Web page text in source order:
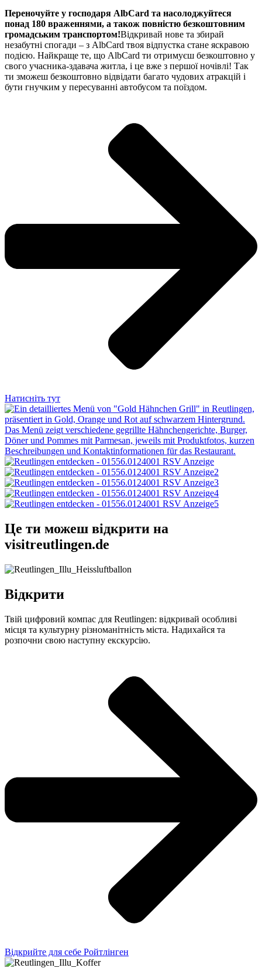
Переночуйте у господаря AlbCard та насолоджуйтеся
понад 180 враженнями, а також повністю безкоштовним
громадським транспортом!Відкривай нове та збирай
незабутні спогади – з AlbCard твоя відпустка стане яскравою
подією. Найкраще те, що AlbCard ти отримуєш безкоштовно у
свого учасника-здавача житла, і це вже з першої ночівлі! Так
ти зможеш безкоштовно відвідати багато чудових атракцій і
бути гнучким у пересуванні автобусом та поїздом.
Натисніть тут
Це ти можеш відкрити на
visitreutlingen.de
Відкрити
Твій цифровий компас для Reutlingen: відкривай особливі
місця та культурну різноманітність міста. Надихайся та
розпочни свою наступну екскурсію.
Відкрийте для себе Ройтлінген